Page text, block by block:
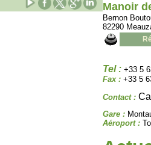
Manoir
Bernon
82290
Tel : +33 5
Fax : +33 5
Contact :
Gare :
Aéroport :